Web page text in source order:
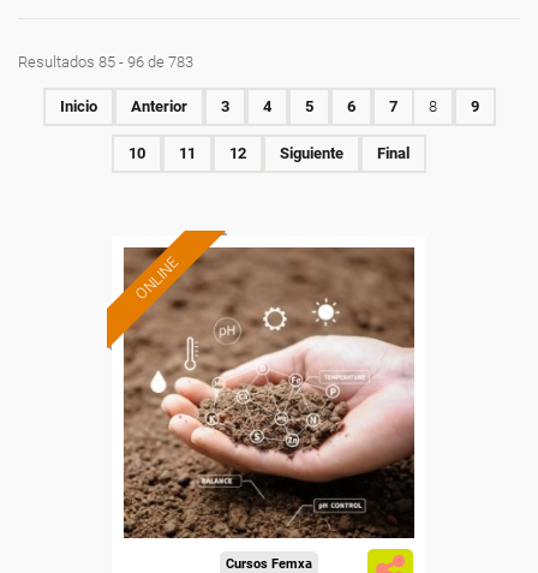
Resultados 85 - 96 de 783
Inicio Anterior 3 4 5 6 7 8 9
10 11 12 Siguiente Final
ONLINE
Formación 100%
subvencionada.
Para desempleados,
trabajadores y autónomos.
Sector
-Agricultura y Ganadería.
Cursos Femxa